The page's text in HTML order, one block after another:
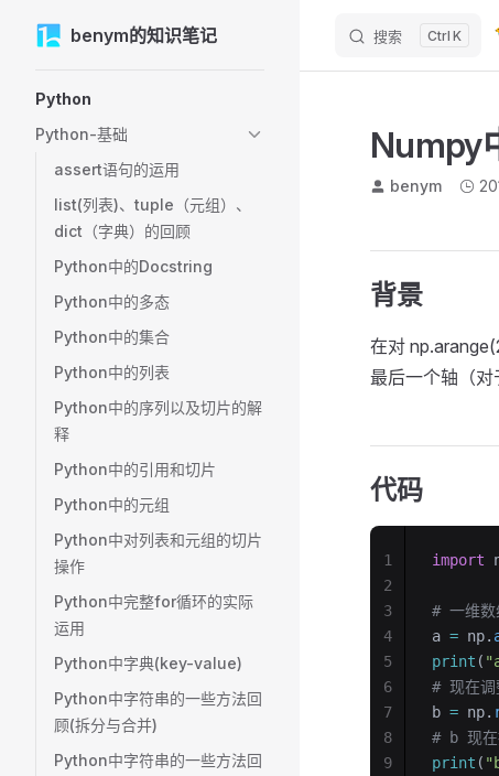
Skip to content
benym的知识笔记 搜索 K
Python
Python-基础
assert语句的运用
list(列表)、tuple（元组）、
dict（字典）的回顾
Python中的Docstring
Python中的多态
Python中的集合
Python中的列表
Python中的序列以及切片的解
释
Python中的引用和切片
Python中的元组
Python中对列表和元组的切片
操作
Python中完整for循环的实际
运用
Python中字典(key-value)
Python中字符串的一些方法回
顾(拆分与合并)
Python中字符串的一些方法回
Numpy
benym
背景
在对
最后一个轴（对
代码
import
# 一维数
a = np.
print (
# 现在调
b = np.
# b 现在
print (
1
2
3
4
5
6
7
8
9